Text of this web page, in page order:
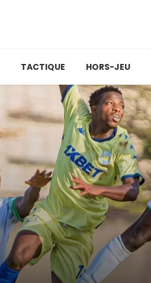
TACTIQUE HORS-JEU